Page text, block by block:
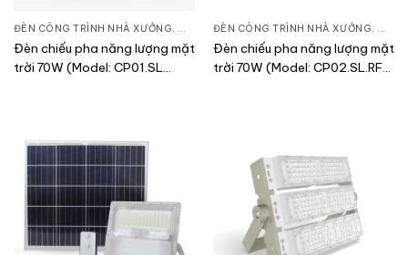
ĐÈN CÔNG TRÌNH NHÀ XƯỞNG, ĐÈN PHA LED, THIẾT BỊ CHIẾU SÁNG
Đèn chiếu pha năng lượng mặt
trời 70W (Model: CP01.SL
ĐÈN CÔNG TRÌNH NHÀ XƯỞNG, ĐÈN
Đèn chiếu pha năng lượng mặt
trời 70W (Model: CP02.SL.RF